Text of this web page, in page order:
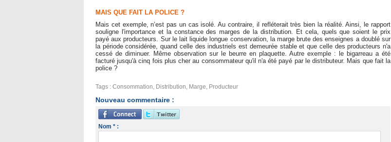
MAIS QUE FAIT LA POLICE ?
Mais cet exemple, n’est pas un cas isolé. Au contraire, il refléterait très bien la réalité. Ainsi, le rapport
souligne l'importance et la constance des marges de la distribution. Et cela, quels que soient le prix
payé aux producteurs. Sur le lait liquide longue conservation, la marge brute des enseignes a doublé sur
la période considérée, quand celle des industriels est demeurée stable et que celle des producteurs n'a
cessé de diminuer. Même observation sur le beurre en plaquette. Autre exemple : le bigarreau a été
facturé jusqu'à cinq fois plus cher au consommateur qu'il n'a été payé par le distributeur. Mais que fait la
police ?
Tags : Consommation, Distribution, Marge, Producteur
Nouveau commentaire :
Nom * :